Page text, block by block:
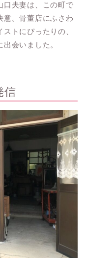
口夫妻は、この町で
意。骨董店にふさわ
トにぴったりの、
会いました。
信